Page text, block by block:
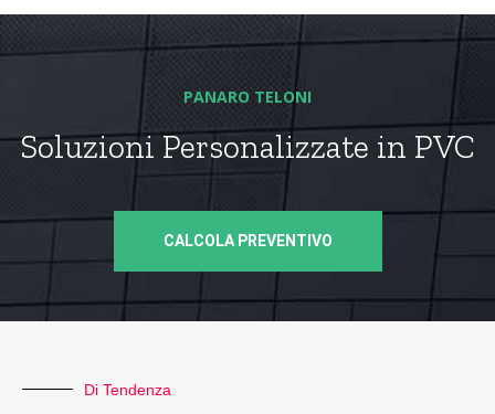
PANARO TELONI
Soluzioni Personalizzate in PVC
CALCOLA PREVENTIVO
Di Tendenza